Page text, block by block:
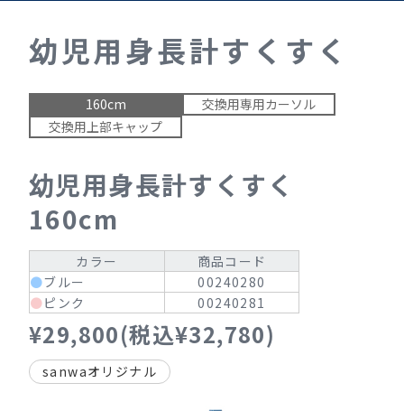
幼児用身長計すくすく
160cm
交換用専用カーソル
交換用上部キャップ
幼児用身長計すくすく
160cm
カラー
商品コード
●ブルー
00240280
●ピンク 00240281
¥29,800(税込¥32,780)
sanwaオリジナル